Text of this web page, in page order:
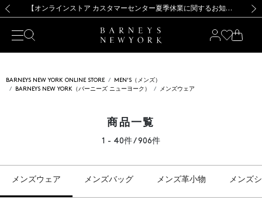
新規登録のお客様も対象！＜MY BARNEYS＞会員のお客様は11,000円（税込）以上のお買上げで常時送料無料！お買い物の際は会員登録を！
【夏季休業に伴う出荷一時停止のお知らせ】(2026.8.7) 【オンラインストア カスタマーセンター夏季休業に関するお知らせ】（2026.8.7）
【夏季休業に伴う返品・交換承り一時停止のお知らせ】（2026.8.5）
熊本県を中心とした地震の影響によるお荷物のお届けについて
【開催中】SUMMER SALEのご案内・ご注意事項 新規登録のお客様も対象！＜MY BARNEYS＞会員のお客様は11,000円（税込）以上のお買上げで常時送料無料！お買い物の際は会員登録を！
【夏季休業に伴う出荷一時停止のお知らせ】(2026.8.7)
BARNEYS NEW YORK ONLINE STORE
MEN'S（メンズ）
BARNEYS NEW YORK（バーニーズ ニューヨーク）
メンズウェア
商品一覧
1 - 40件 / 906件
メンズウェア メンズバッグ メンズ革小物 メンズ